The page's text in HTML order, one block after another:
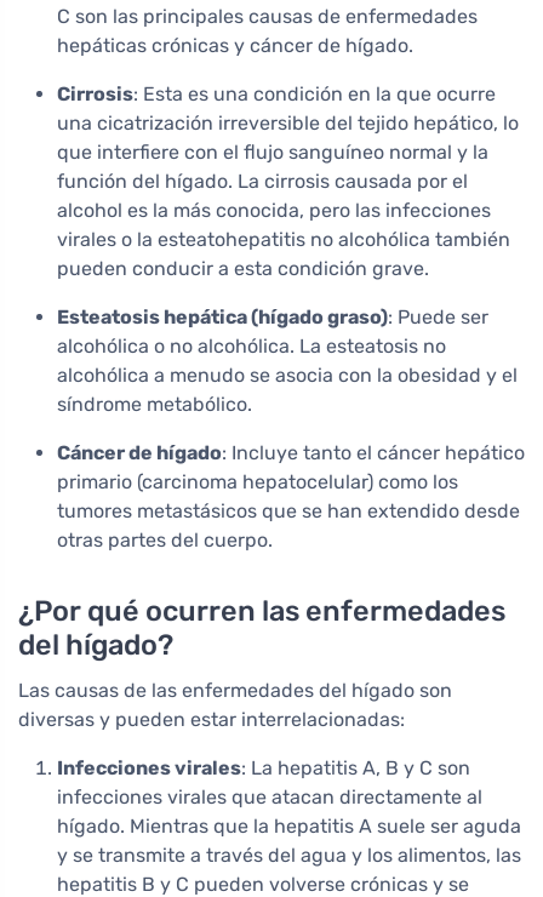
C son las principales causas de enfermedades
hepáticas crónicas y cáncer de hígado.
Cirrosis: Esta es una condición en la que ocurre
una cicatrización irreversible del tejido hepático, lo
que interfiere con el flujo sanguíneo normal y la
función del hígado. La cirrosis causada por el
alcohol es la más conocida, pero las infecciones
virales o la esteatohepatitis no alcohólica también
pueden conducir a esta condición grave.
Esteatosis hepática (hígado graso): Puede ser
alcohólica o no alcohólica. La esteatosis no
alcohólica a menudo se asocia con la obesidad y el
síndrome metabólico.
Cáncer de hígado: Incluye tanto el cáncer hepático
primario (carcinoma hepatocelular) como los
tumores metastásicos que se han extendido desde
otras partes del cuerpo.
¿Por qué ocurren las enfermedades
del hígado?
Las causas de las enfermedades del hígado son
diversas y pueden estar interrelacionadas:
Infecciones virales: La hepatitis A, B y C son
infecciones virales que atacan directamente al
hígado. Mientras que la hepatitis A suele ser aguda
y se transmite a través del agua y los alimentos, las
hepatitis B y C pueden volverse crónicas y se